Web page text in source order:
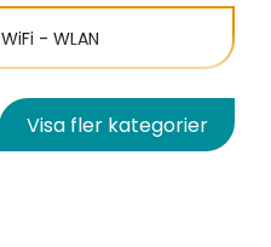
s
WiFi - WLAN
Visa fler kategorier